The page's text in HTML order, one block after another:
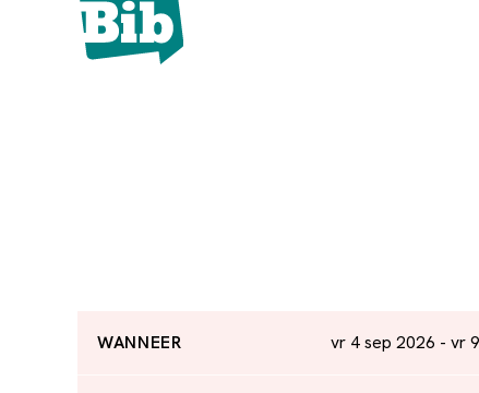
WANNEER vr 4 sep 2026 - vr